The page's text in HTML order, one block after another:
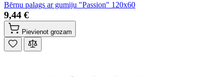
Bērnu palags ar gumiju "Passion" 120x60
9,44 €
Pievienot grozam